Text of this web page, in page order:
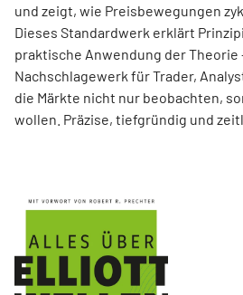
und zeigt, wie Preisbewegungen
Dieses Standardwerk erklärt
praktische Anwendung der Theorie
Nachschlagewerk für Trader,
die Märkte nicht nur beobachten,
wollen. Präzise, tiefgründig und